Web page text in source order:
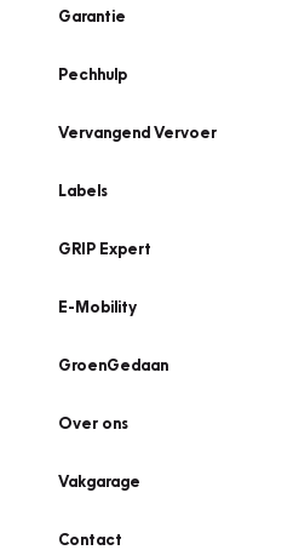
Garantie
Pechhulp
Vervangend Vervoer
Labels
GRIP Expert
E-Mobility
GroenGedaan
Over ons
Vakgarage
Contact